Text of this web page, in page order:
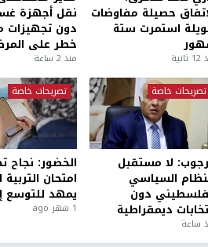
حصيلة مفاوضات
استمرت ستة
نقل أجهزة
دون تجهيزات
خطر على
منذ 2 ساعة
تصريحات خاصة
لا مستقبل
السياسي
دون
ديمقراطية
ساعة
تصريحات خاصة
الخضور: نجاح
امتحان
يمهد للتوسع
1 شهر ago